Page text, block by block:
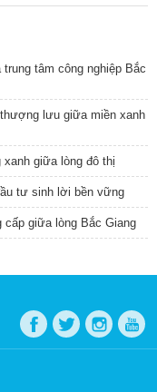
tâm công nghiệp Bắc
lưu giữa miền xanh
xanh giữa lòng đô thị
tư sinh lời bền vững
cấp giữa lòng Bắc Giang